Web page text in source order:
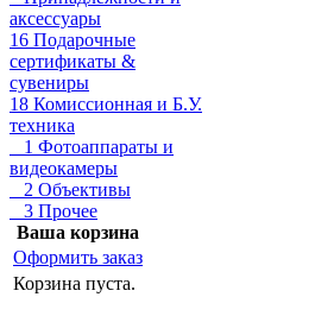
аксессуары
16 Подарочные
сертификаты &
сувениры
18 Комиссионная и Б.У.
техника
1 Фотоаппараты и
видеокамеры
2 Объективы
3 Прочее
Ваша корзина
Оформить заказ
Корзина пуста.